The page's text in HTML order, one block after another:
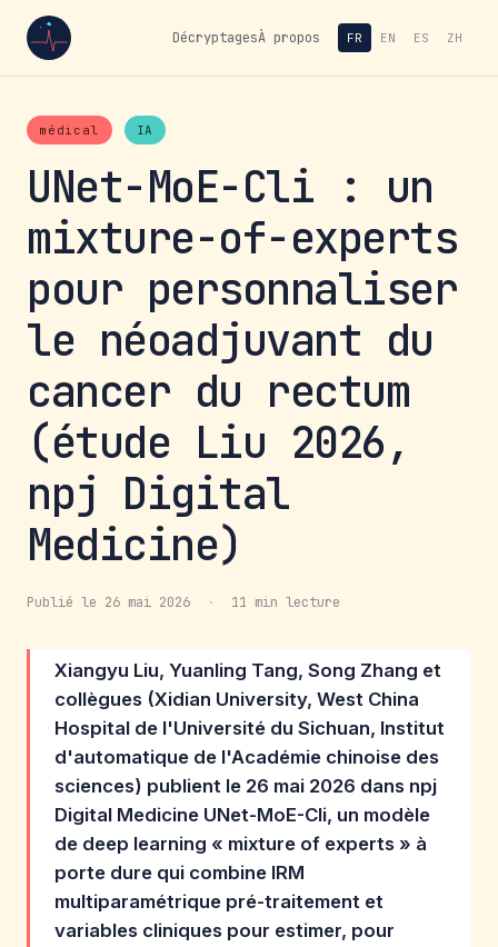
DécryptagesÀ propos FR EN ES ZH
médical IA
UNet-MoE-Cli : un
mixture-of-experts
pour personnaliser
le néoadjuvant du
cancer du rectum
(étude Liu 2026,
npj Digital
Medicine)
Publié le 26 mai 2026 · 11 min lecture
Xiangyu Liu, Yuanling Tang, Song Zhang et
collègues (Xidian University, West China
Hospital de l'Université du Sichuan, Institut
d'automatique de l'Académie chinoise des
sciences) publient le 26 mai 2026 dans npj
Digital Medicine UNet-MoE-Cli, un modèle
de deep learning « mixture of experts » à
porte dure qui combine IRM
multiparamétrique pré-traitement et
variables cliniques pour estimer, pour